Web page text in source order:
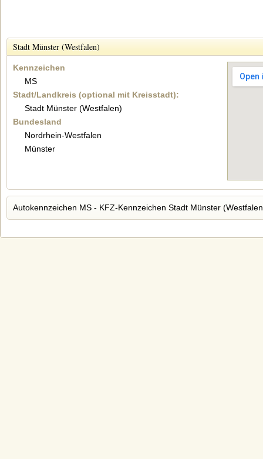
Stadt Münster (Westfalen)
Kennzeichen
MS
Stadt/Landkreis (optional mit Kreisstadt):
Stadt Münster (Westfalen)
Bundesland
Nordrhein-Westfalen
Münster
Autokennzeichen MS - KFZ-Kennzeichen Stadt Münster